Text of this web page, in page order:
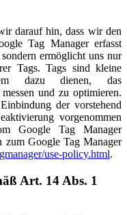
darauf hin, dass wir den
Tag Manager erfasst
ermöglicht uns nur
Tags. Tags sind kleine
dazu dienen, das
und zu optimieren.
der vorstehend
vorgenommen
Google Tag Manager
zum Google Tag Manager
use-policy.html.
Art. 14 Abs. 1